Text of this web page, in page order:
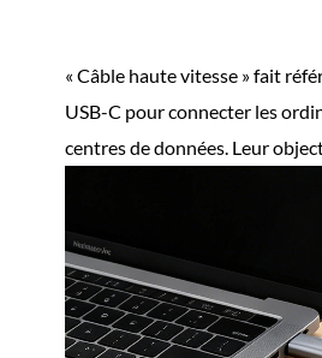
« Câble haute vitesse » fait
USB-C pour connecter les
centres de données. Leur